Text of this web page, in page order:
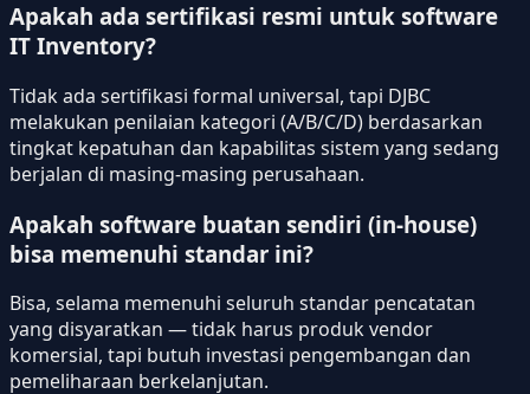
Apakah ada sertifikasi resmi untuk software
IT Inventory?
Tidak ada sertifikasi formal universal, tapi DJBC
melakukan penilaian kategori (A/B/C/D) berdasarkan
tingkat kepatuhan dan kapabilitas sistem yang sedang
berjalan di masing-masing perusahaan.
Apakah software buatan sendiri (in-house)
bisa memenuhi standar ini?
Bisa, selama memenuhi seluruh standar pencatatan
yang disyaratkan — tidak harus produk vendor
komersial, tapi butuh investasi pengembangan dan
pemeliharaan berkelanjutan.